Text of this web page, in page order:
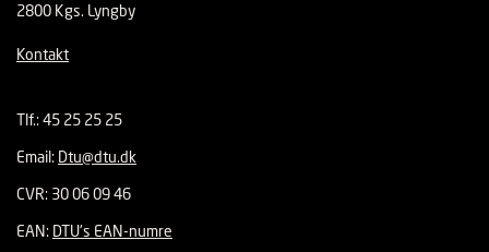
2800 Kgs. Lyngby
Kontakt
Tlf.: 45 25 25 25
Email: Dtu@dtu.dk
CVR: 30 06 09 46
EAN: DTU's EAN-numre